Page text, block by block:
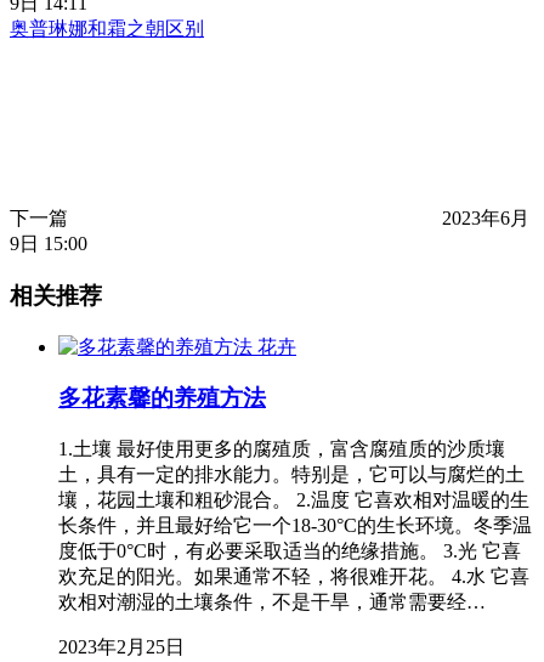
奥普琳娜和霜之朝区别
下一篇
2023年6月
9日 15:00
相关推荐
花卉
多花素馨的养殖方法
1.土壤 最好使用更多的腐殖质，富含腐殖质的沙质壤
土，具有一定的排水能力。特别是，它可以与腐烂的土
壤，花园土壤和粗砂混合。 2.温度 它喜欢相对温暖的生
长条件，并且最好给它一个18-30°C的生长环境。冬季温
度低于0°C时，有必要采取适当的绝缘措施。 3.光 它喜
欢充足的阳光。如果通常不轻，将很难开花。 4.水 它喜
欢相对潮湿的土壤条件，不是干旱，通常需要经…
2023年2月25日